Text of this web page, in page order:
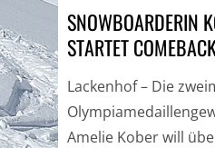
SNOWBOARDERIN
STARTET
Lackenhof – Die
Amelie Kober will